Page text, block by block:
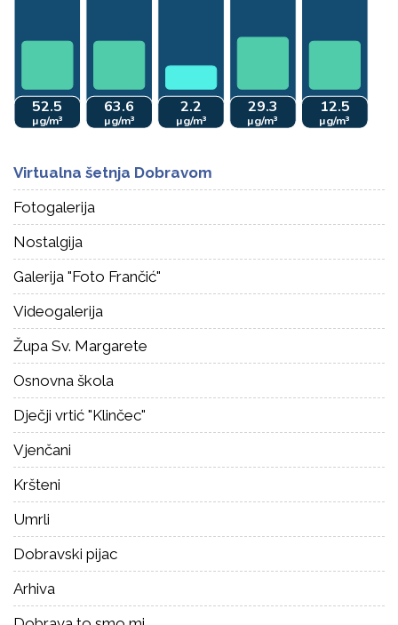
Virtualna šetnja Dobravom
Fotogalerija
Nostalgija
Galerija "Foto Frančić"
Videogalerija
Župa Sv. Margarete
Osnovna škola
Dječji vrtić "Klinčec"
Vjenčani
Kršteni
Umrli
Dobravski pijac
Arhiva